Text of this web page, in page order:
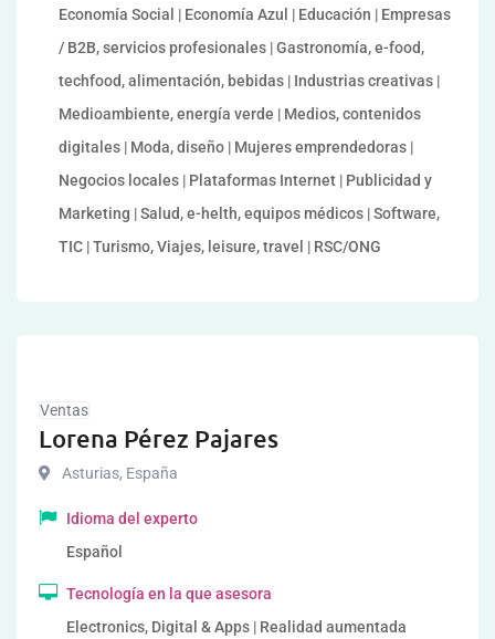
Economía Social | Economía Azul | Educación | Empresas
/ B2B, servicios profesionales | Gastronomía, e-food,
techfood, alimentación, bebidas | Industrias creativas |
Medioambiente, energía verde | Medios, contenidos
digitales | Moda, diseño | Mujeres emprendedoras |
Negocios locales | Plataformas Internet | Publicidad y
Marketing | Salud, e-helth, equipos médicos | Software,
TIC | Turismo, Viajes, leisure, travel | RSC/ONG
Ventas
Lorena Pérez Pajares
Asturias, España
Idioma del experto
Español
Tecnología en la que asesora
Electronics, Digital & Apps | Realidad aumentada